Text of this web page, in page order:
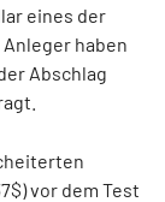
eines der
haben
Abschlag
vor dem Test